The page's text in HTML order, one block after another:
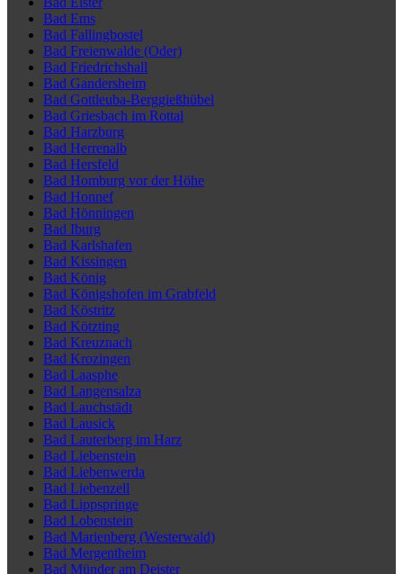
Bad Ems
Bad Fallingbostel
Bad Freienwalde (Oder)
Bad Friedrichshall
Bad Gandersheim
Bad Gottleuba-Berggießhübel
Bad Griesbach im Rottal
Bad Harzburg
Bad Herrenalb
Bad Hersfeld
Bad Homburg vor der Höhe
Bad Honnef
Bad Hönningen
Bad Iburg
Bad Karlshafen
Bad Kissingen
Bad König
Bad Königshofen im Grabfeld
Bad Köstritz
Bad Kötzting
Bad Kreuznach
Bad Krozingen
Bad Laasphe
Bad Langensalza
Bad Lauchstädt
Bad Lausick
Bad Lauterberg im Harz
Bad Liebenstein
Bad Liebenwerda
Bad Liebenzell
Bad Lippspringe
Bad Lobenstein
Bad Marienberg (Westerwald)
Bad Mergentheim
Bad Münder am Deister